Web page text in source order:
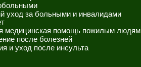
уход за больными и инвалидами
медицинская помощь пожилым людям
после болезней
и уход после инсульта